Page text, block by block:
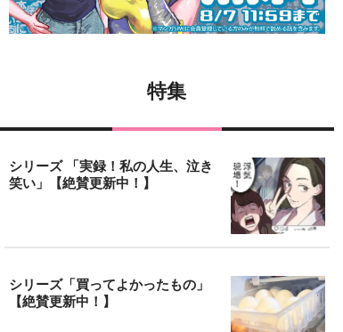
特集
シリーズ 「実録！私の人生、泣き
笑い」【絶賛更新中！】
シリーズ「買ってよかったもの」
【絶賛更新中！】